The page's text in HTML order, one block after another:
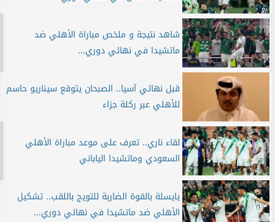
شاهد نتيجة و ملخص مباراة الأهلي ضد
ماتشيدا في نهائي دوري...
قبل نهائي آسيا.. الصبحان يتوقع سيناريو حاسم
للأهلي عبر ركلة جزاء
لقاء ناري.. تعرف على موعد مباراة الأهلي
السعودي وماتشيدا الياباني
يايسلة بالقوة الضاربة للتويج باللقب.. تشكيل
الأهلي ضد ماتشيدا في نهائي دوري...